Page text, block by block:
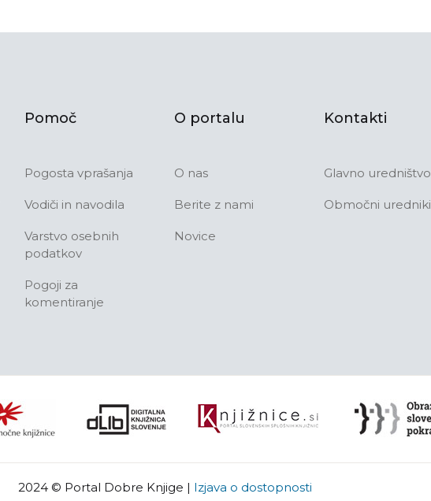
Pomoč
Pogosta vprašanja
Vodiči in navodila
Varstvo osebnih
podatkov
Pogoji za
komentiranje
O portalu
O nas
Berite z nami
Novice
Kontakti
Glavno uredništvo
Območni uredniki
2024 © Portal Dobre Knjige | Izjava o dostopnosti